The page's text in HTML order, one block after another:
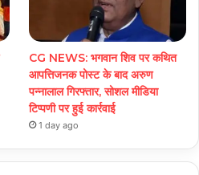
CG NEWS: भगवान शिव पर कथित
आपत्तिजनक पोस्ट के बाद अरुण
पन्नालाल गिरफ्तार, सोशल मीडिया
टिप्पणी पर हुई कार्रवाई
1 day ago